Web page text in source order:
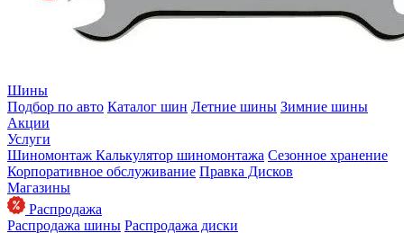
Шины
Подбор по авто Каталог шин Летние шины Зимние шины
Акции
Услуги
Шиномонтаж Калькулятор шиномонтажа Сезонное хранение
Корпоративное обслуживание Правка Дисков
Магазины
Распродажа
Распродажа шины Распродажа диски